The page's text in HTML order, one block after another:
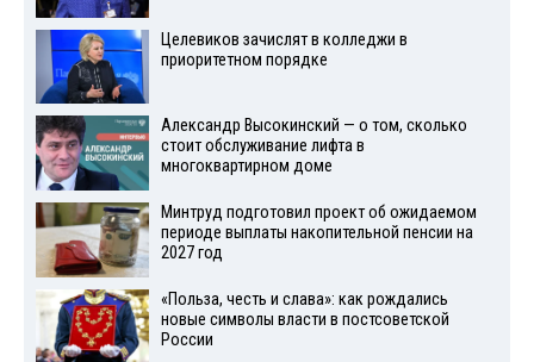
Целевиков зачислят в колледжи в
приоритетном порядке
Александр Высокинский — о том, сколько
стоит обслуживание лифта в
многоквартирном доме
Минтруд подготовил проект об ожидаемом
периоде выплаты накопительной пенсии на
2027 год
«Польза, честь и слава»: как рождались
новые символы власти в постсоветской
России